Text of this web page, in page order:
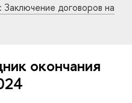
Заключение договоров на
окончания